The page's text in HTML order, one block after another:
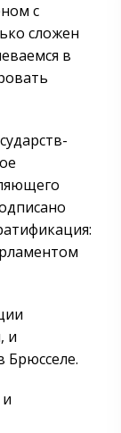
с
сложен
в
и
Брюсселе.